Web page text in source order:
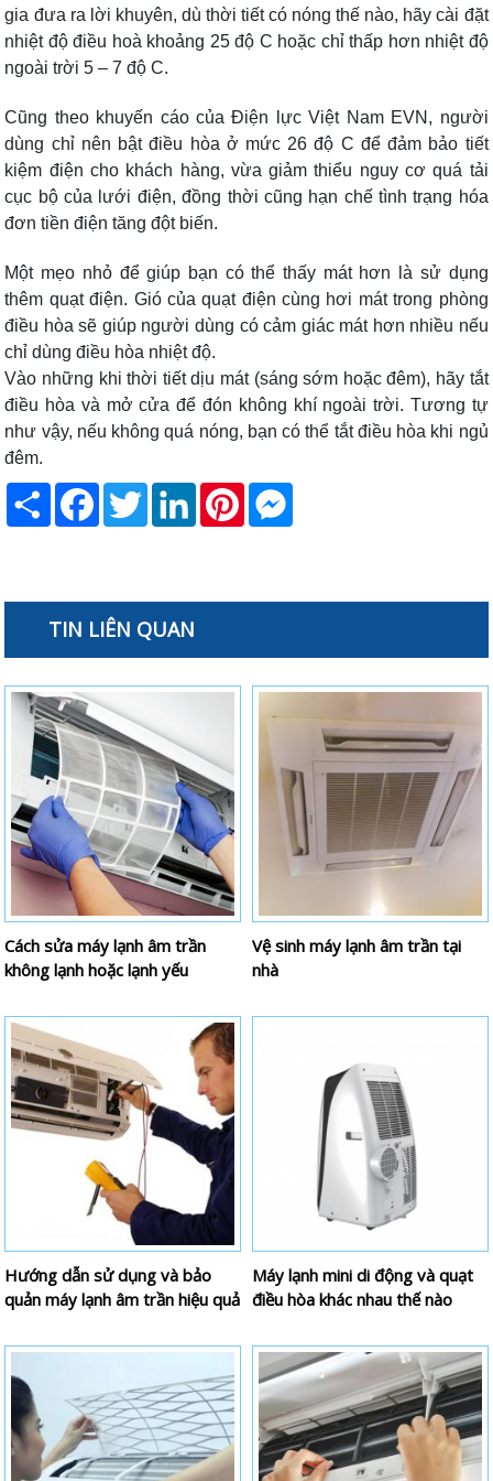
gia đưa ra lời khuyên, dù thời tiết có nóng thế nào, hãy cài đặt
nhiệt độ điều hoà khoảng 25 độ C hoặc chỉ thấp hơn nhiệt độ
ngoài trời 5 – 7 độ C.
Cũng theo khuyến cáo của Điện lực Việt Nam EVN, người
dùng chỉ nên bật điều hòa ở mức 26 độ C để đảm bảo tiết
kiệm điện cho khách hàng, vừa giảm thiểu nguy cơ quá tải
cục bộ của lưới điện, đồng thời cũng hạn chế tình trạng hóa
đơn tiền điện tăng đột biến.
Một mẹo nhỏ để giúp bạn có thể thấy mát hơn là sử dụng
thêm quạt điện. Gió của quạt điện cùng hơi mát trong phòng
điều hòa sẽ giúp người dùng có cảm giác mát hơn nhiều nếu
chỉ dùng điều hòa nhiệt độ.
Vào những khi thời tiết dịu mát (sáng sớm hoặc đêm), hãy tắt
điều hòa và mở cửa để đón không khí ngoài trời. Tương tự
như vậy, nếu không quá nóng, bạn có thể tắt điều hòa khi ngủ
đêm.
Share FacebookTwitter LinkedInPinterest
TIN LIÊN QUAN
Cách sửa máy lạnh âm trần
không lạnh hoặc lạnh yếu
Vệ sinh máy lạnh âm trần tại
nhà
Hướng dẫn sử dụng và bảo
quản máy lạnh âm trần hiệu quả
Máy lạnh mini di động và quạt
điều hòa khác nhau thế nào